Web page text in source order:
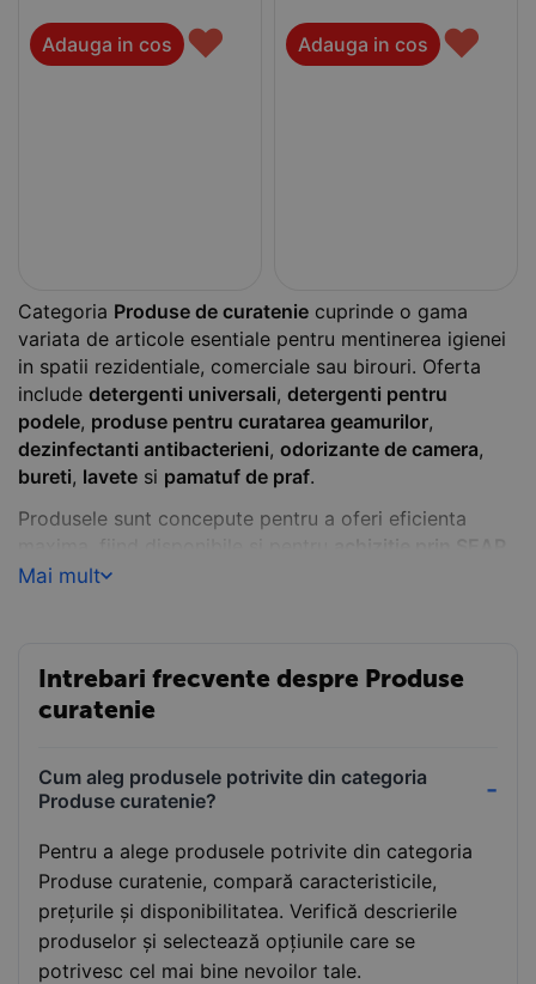
Categoria Produse de curatenie cuprinde o gama
variata de articole esentiale pentru mentinerea igienei
in spatii rezidentiale, comerciale sau birouri. Oferta
include detergenti universali, detergenti pentru
podele, produse pentru curatarea geamurilor,
dezinfectanti antibacterieni, odorizante de camera,
bureti, lavete si pamatuf de praf.
Produsele sunt concepute pentru a oferi eficienta
din stocsau precomanda, in functie de nevoile
Mai mult
Adauga in cos ♥ Adauga in cos ♥
Intrebari frecvente despre Produse
curatenie
Cum aleg produsele potrivite din categoria
Produse curatenie?
Pentru a alege produsele potrivite din categoria
Produse curatenie, compară caracteristicile,
prețurile și disponibilitatea. Verifică descrierile
produselor și selectează opțiunile care se
potrivesc cel mai bine nevoilor tale.